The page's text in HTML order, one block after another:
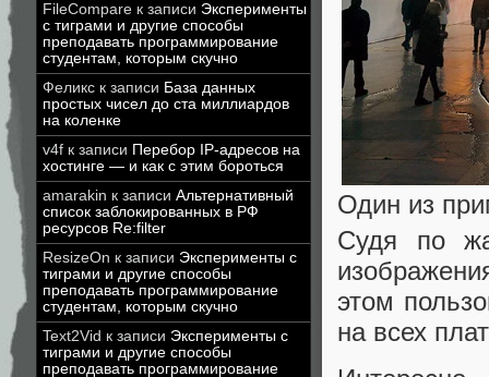
FileCompare к записи Эксперименты
с тиграми и другие способы
преподавать программирование
студентам, которым скучно
Феликс к записи База данных
простых чисел до ста миллиардов
на коленке
v4f к записи Перебор IP-адресов на
хостинге — и как с этим бороться
amarakin к записи Альтернативный
список заблокированных в РФ
ресурсов Re:filter
ResizeOn к записи Эксперименты с
тиграми и другие способы
преподавать программирование
студентам, которым скучно
Text2Vid к записи Эксперименты с
тиграми и другие способы
преподавать программирование
Один из
Судя по
этом
на всех